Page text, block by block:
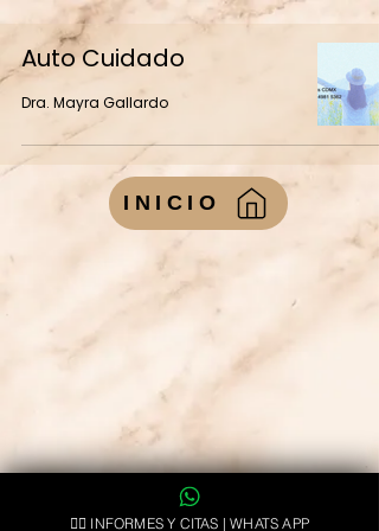
Auto Cuidado
Dra. Mayra Gallardo
INICIO
👉🏻 INFORMES Y CITAS | WHATS APP